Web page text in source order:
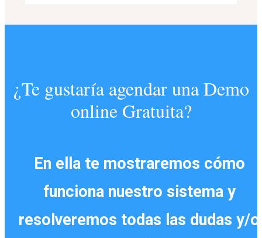
¿Te gustaría agendar una Demo
online Gratuita?
En ella te mostraremos cómo
funciona nuestro sistema y
resolveremos todas las dudas y/o